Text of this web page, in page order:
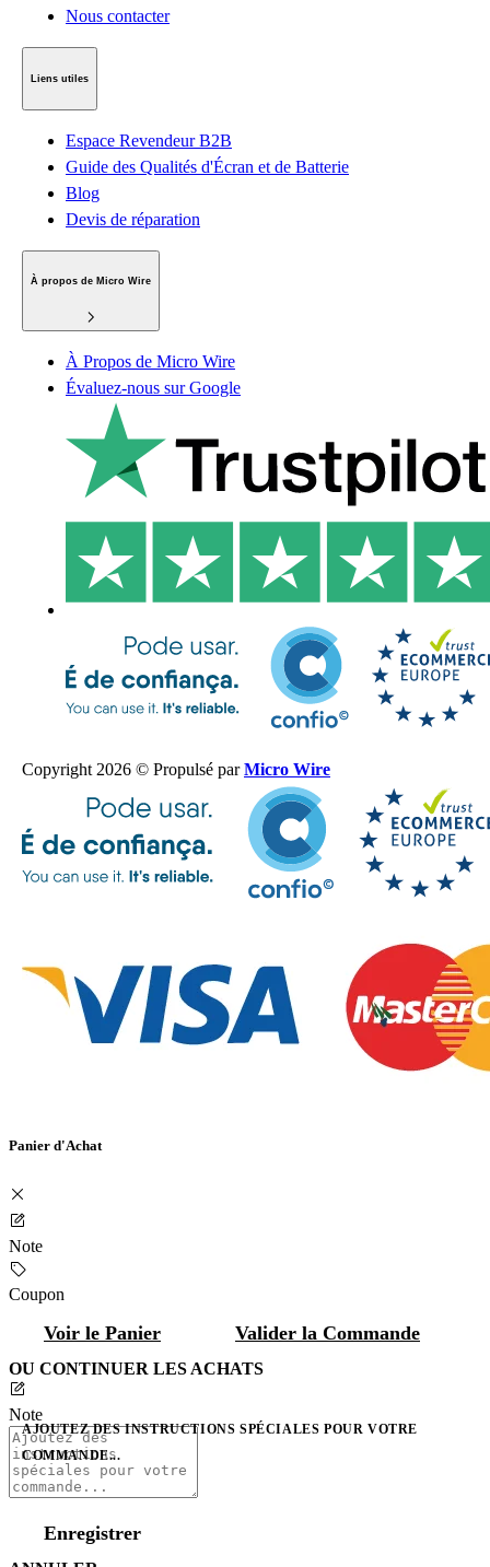
Nous contacter
Liens utiles
Espace Revendeur B2B
Guide des Qualités d'Écran et de Batterie
Blog
Devis de réparation
À propos de Micro Wire
À Propos de Micro Wire
Évaluez-nous sur Google
Copyright 2026 © Propulsé parMicro Wire
Panier d'Achat
Note
Coupon
Voir le Panier Valider la Commande
OU CONTINUER LES ACHATS
Note
AJOUTEZ DES INSTRUCTIONS SPÉCIALES POUR VOTRE
COMMANDE...
Enregistrer